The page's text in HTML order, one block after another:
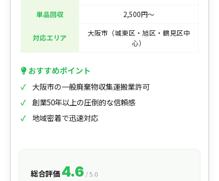
単品回収
2,500円〜
対応エリア
大阪市（城東区・旭区・鶴見区中
心）
おすすめポイント
大阪市の一般廃棄物収集運搬業許可
創業50年以上の圧倒的な信頼感
地域密着で迅速対応
総合評価4.6 / 5.0